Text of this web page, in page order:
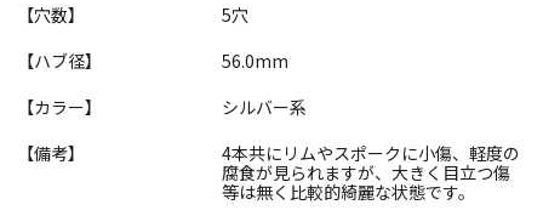
【穴数】
5穴
【ハブ径】
56.0mm
【カラー】
シルバー系
【備考】
4本共にリムやスポークに小傷、軽度の
腐食が見られますが、大きく目立つ傷
等は無く比較的綺麗な状態です。